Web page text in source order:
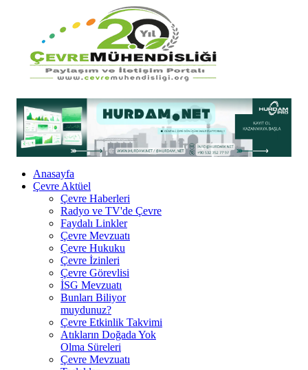
Anasayfa
Çevre Aktüel
Çevre Haberleri
Radyo ve TV'de Çevre
Faydalı Linkler
Çevre Mevzuatı
Çevre Hukuku
Çevre İzinleri
Çevre Görevlisi
İSG Mevzuatı
Bunları Biliyor
muydunuz?
Çevre Etkinlik Takvimi
Atıkların Doğada Yok
Olma Süreleri
Çevre Mevzuatı